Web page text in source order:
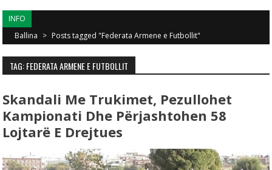
INFO
Ballina > Posts tagged "Federata Armene e Futbollit"
TAG: FEDERATA ARMENE E FUTBOLLIT
Skandali Me Trukimet, Pezullohet
Kampionati Dhe Përjashtohen 58
Lojtarë E Drejtues